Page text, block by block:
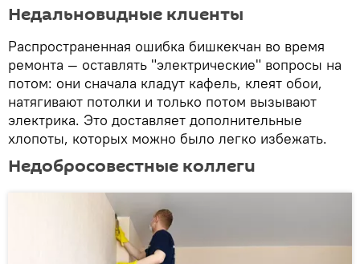
Недальновидные клиенты
Распространенная ошибка бишкекчан во время
ремонта — оставлять "электрические" вопросы на
потом: они сначала кладут кафель, клеят обои,
натягивают потолки и только потом вызывают
электрика. Это доставляет дополнительные
хлопоты, которых можно было легко избежать.
Недобросовестные коллеги